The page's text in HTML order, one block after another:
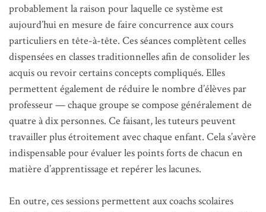
probablement la raison pour laquelle ce système est
aujourd’hui en mesure de faire concurrence aux cours
particuliers en tête-à-tête. Ces séances complètent celles
dispensées en classes traditionnelles afin de consolider les
acquis ou revoir certains concepts compliqués. Elles
permettent également de réduire le nombre d’élèves par
professeur — chaque groupe se compose généralement de
quatre à dix personnes. Ce faisant, les tuteurs peuvent
travailler plus étroitement avec chaque enfant. Cela s’avère
indispensable pour évaluer les points forts de chacun en
matière d’apprentissage et repérer les lacunes.
En outre, ces sessions permettent aux coachs scolaires